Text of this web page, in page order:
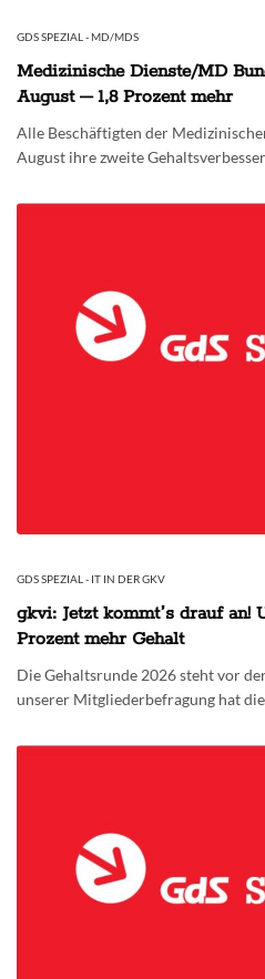
GDS SPEZIAL - MD/MDS
Medizinische Dienste/MD
August – 1,8 Prozent mehr
Alle Beschäftigten der
August ihre zweite
GDS SPEZIAL - IT IN DER GKV
gkvi: Jetzt kommtʼs drauf an!
Prozent mehr Gehalt
Die Gehaltsrunde 2026 steht vor
unserer Mitgliederbefragung hat